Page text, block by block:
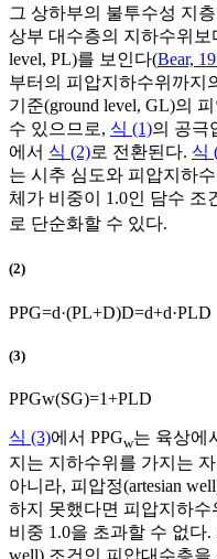
그 상하부의 불투수성 지
상부 대수층의 지하수위보
level, PL)를 보인다(Bear,
부터의 피압지하수위까지
기준(ground level, GL)의
수 있으므로, 식 (1)의 공극
에서 식 (2)로 전환된다. 식
는 시추 심도와 피압지하
체가 비중이 1.0인 담수 조
로 단순화할 수 있다.
(2)
PPG=d·(PL+D)D=d+d·PLD
(3)
PPGw(SG)=1+PLD
식 (3)에서 PPGw는 육상에
지는 지하수위를 가지는
아니라, 피압정(artesian
하지 못했다면 피압지하수
비중 1.0을 초과할 수 없다
well) 조건인 피압대수층